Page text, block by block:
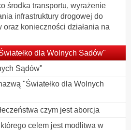
środka transportu, wyrażenie
infrastruktury drogowej do
oraz konieczności działania na
dla Wolnych Sadów"
Sądów"
"Światełko dla Wolnych
czym jest aborcja
celem jest modlitwa w